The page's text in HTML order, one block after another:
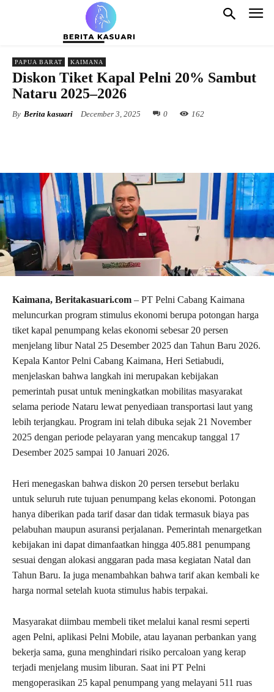
PAPUA BARAT KAIMANA
Diskon Tiket Kapal Pelni 20% Sambut
Nataru 2025–2026
By Berita kasuari December 3, 2025 0 162
Kaimana, Beritakasuari.com – PT Pelni Cabang Kaimana
meluncurkan program stimulus ekonomi berupa potongan harga
tiket kapal penumpang kelas ekonomi sebesar 20 persen
menjelang libur Natal 25 Desember 2025 dan Tahun Baru 2026.
Kepala Kantor Pelni Cabang Kaimana, Heri Setiabudi,
menjelaskan bahwa langkah ini merupakan kebijakan
pemerintah pusat untuk meningkatkan mobilitas masyarakat
selama periode Nataru lewat penyediaan transportasi laut yang
lebih terjangkau. Program ini telah dibuka sejak 21 November
2025 dengan periode pelayaran yang mencakup tanggal 17
Desember 2025 sampai 10 Januari 2026.
Heri menegaskan bahwa diskon 20 persen tersebut berlaku
untuk seluruh rute tujuan penumpang kelas ekonomi. Potongan
hanya diberikan pada tarif dasar dan tidak termasuk biaya pas
pelabuhan maupun asuransi perjalanan. Pemerintah menargetkan
kebijakan ini dapat dimanfaatkan hingga 405.881 penumpang
sesuai dengan alokasi anggaran pada masa kegiatan Natal dan
Tahun Baru. Ia juga menambahkan bahwa tarif akan kembali ke
harga normal setelah kuota stimulus habis terpakai.
Masyarakat diimbau membeli tiket melalui kanal resmi seperti
agen Pelni, aplikasi Pelni Mobile, atau layanan perbankan yang
bekerja sama, guna menghindari risiko percaloan yang kerap
terjadi menjelang musim liburan. Saat ini PT Pelni
mengoperasikan 25 kapal penumpang yang melayani 511 ruas